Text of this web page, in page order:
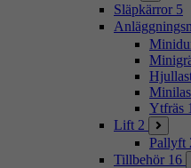
Släpkärror 5
Ytfräs 1
Lift 2
Pallyft
Tillbehör 16